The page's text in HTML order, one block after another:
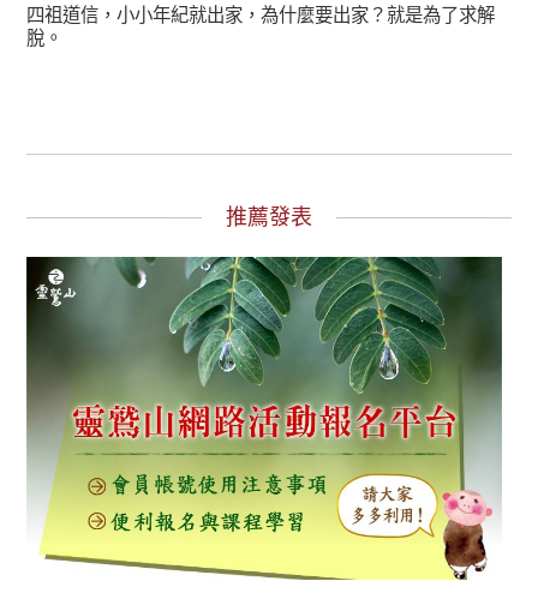
四祖道信，小小年紀就出家，為什麼要出家？就是為了求解
脫。
推薦發表